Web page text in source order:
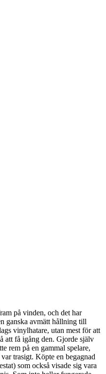
på vinden, och det har
ganska avmätt hållning till
vinylhatare, utan mest för att
att få igång den. Gjorde själv
rem på en gammal spelare,
trasigt. Köpte en begagnad
som också visade sig vara